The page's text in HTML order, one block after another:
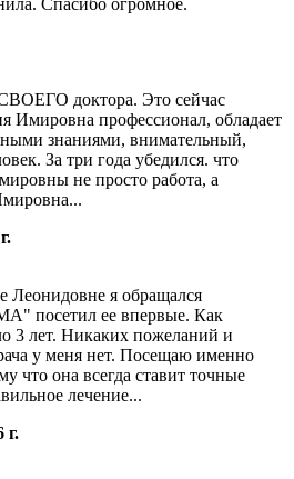
доктора. Это сейчас
Имировна профессионал, обладает
знаниями, внимательный,
За три года убедился. что
не просто работа, а
Леонидовне я обращался
посетил ее впервые. Как
3 лет. Никаких пожеланий и
у меня нет. Посещаю именно
что она всегда ставит точные
лечение...
г.